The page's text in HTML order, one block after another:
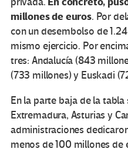
millones de euros. Por
con un desembolso de
mismo ejercicio. Por
tres: Andalucía (843
(733 millones) y Euskadi
En la parte baja de la tabla
Extremadura, Asturias y
administraciones
menos de 100 millones de